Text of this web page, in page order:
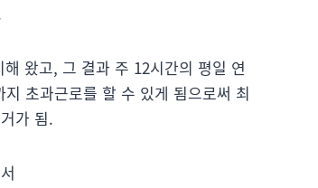
왔고, 그 결과 주 12시간의 평일 연
초과근로를 할 수 있게 됨으로써 최
가 됨.